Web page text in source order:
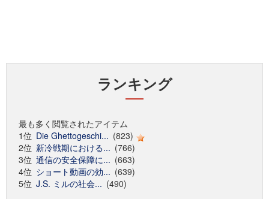
ランキング
最も多く閲覧されたアイテム
1位 Die Ghettogeschi... (823)
2位 新冷戦期における... (766)
3位 通信の安全保障に... (663)
4位 ショート動画の効... (639)
5位 J.S. ミルの社会... (490)